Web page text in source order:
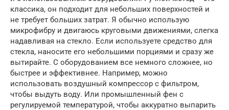
классика, он подходит для небольших поверхностей и
не требует больших затрат. Я обычно использую
микрофибру и двигаюсь круговыми движениями, слегка
надавливая на стекло. Если используете средство для
стекла, наносите его небольшими порциями и сразу же
вытирайте. С оборудованием все немного сложнее, но
быстрее и эффективнее. Например, можно
использовать воздушный компрессор с фильтром,
чтобы выдуть воду. Или промышленный фен с
регулируемой температурой, чтобы аккуратно выпарить